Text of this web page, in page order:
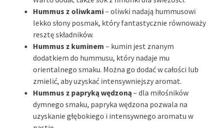
Hummus z oliwkami– oliwki nadają hummusowi
lekko słony posmak, który fantastycznie równoważy
resztę składników.
Hummus z kuminem – kumin jest znanym
dodatkiem do hummusu, który nadaje mu
orientalnego smaku. Można go dodać w całości lub
zmielić, aby uzyskać intensywniejszy aromat.
Hummus z papryką wędzoną– dla miłośników
dymnego smaku, papryka wędzona pozwala na
uzyskanie głębokiego i intensywnego aromatu w